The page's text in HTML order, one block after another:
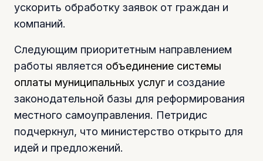
ускорить обработку заявок от граждан и
компаний.
Следующим приоритетным направлением
работы является объединение системы
оплаты муниципальных услуги создание
законодательной базы для реформирования
местного самоуправления. Петридис
подчеркнул, что министерство открыто для
идей и предложений.